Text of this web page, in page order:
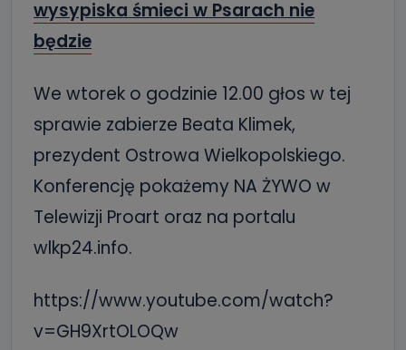
wysypiska śmieci w Psarach nie
będzie
We wtorek o godzinie 12.00 głos w tej
sprawie zabierze Beata Klimek,
prezydent Ostrowa Wielkopolskiego.
Konferencję pokażemy NA ŻYWO w
Telewizji Proart oraz na portalu
wlkp24.info.
https://www.youtube.com/watch?
v=GH9XrtOLOQw